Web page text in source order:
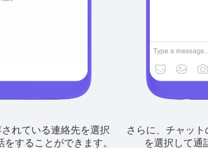
れている連絡先を選択
することができます。
さらに、チャッ
を選択して通